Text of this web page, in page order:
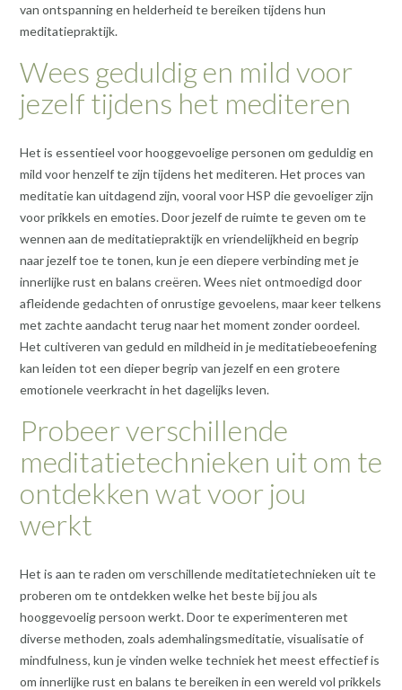
van ontspanning en helderheid te bereiken tijdens hun
meditatiepraktijk.
Wees geduldig en mild voor
jezelf tijdens het mediteren
Het is essentieel voor hooggevoelige personen om geduldig en
mild voor henzelf te zijn tijdens het mediteren. Het proces van
meditatie kan uitdagend zijn, vooral voor HSP die gevoeliger zijn
voor prikkels en emoties. Door jezelf de ruimte te geven om te
wennen aan de meditatiepraktijk en vriendelijkheid en begrip
naar jezelf toe te tonen, kun je een diepere verbinding met je
innerlijke rust en balans creëren. Wees niet ontmoedigd door
afleidende gedachten of onrustige gevoelens, maar keer telkens
met zachte aandacht terug naar het moment zonder oordeel.
Het cultiveren van geduld en mildheid in je meditatiebeoefening
kan leiden tot een dieper begrip van jezelf en een grotere
emotionele veerkracht in het dagelijks leven.
Probeer verschillende
meditatietechnieken uit om te
ontdekken wat voor jou
werkt
Het is aan te raden om verschillende meditatietechnieken uit te
proberen om te ontdekken welke het beste bij jou als
hooggevoelig persoon werkt. Door te experimenteren met
diverse methoden, zoals ademhalingsmeditatie, visualisatie of
mindfulness, kun je vinden welke techniek het meest effectief is
om innerlijke rust en balans te bereiken in een wereld vol prikkels